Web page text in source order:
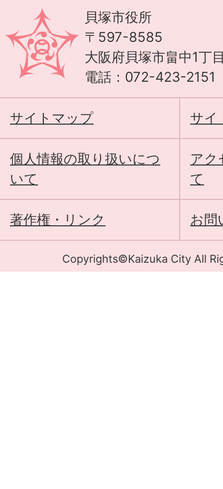
貝塚市役所
〒597-8585
大阪府貝塚市畠中1丁
電話：072-423-2151
サイトマップ サイ
個人情報の取り扱いにつ
いて
アク
て
著作権・リンク お問
Copyrights©Kaizuka City All